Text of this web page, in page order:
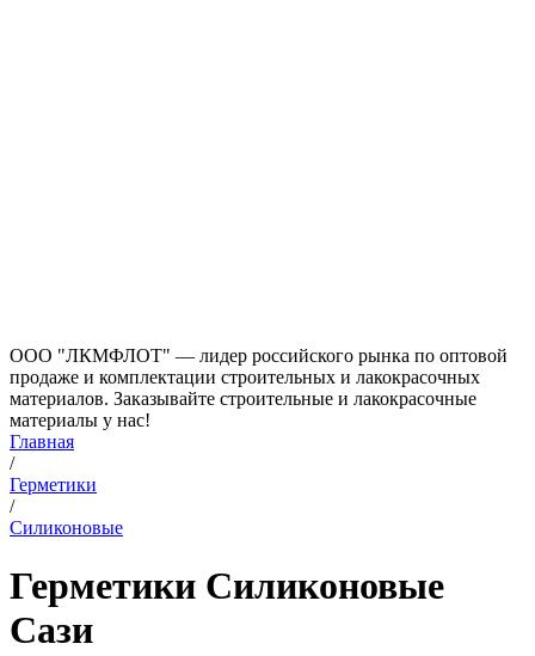
ООО "ЛКМФЛОТ" — лидер российского рынка по оптовой
продаже и комплектации строительных и лакокрасочных
материалов. Заказывайте строительные и лакокрасочные
материалы у нас!
Главная
/
Герметики
/
Силиконовые
Герметики Силиконовые
Сази